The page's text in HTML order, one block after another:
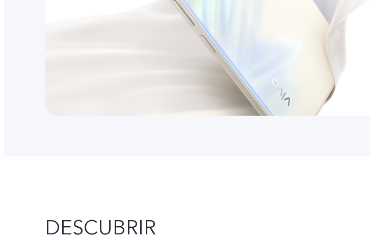
DESCUBRIR